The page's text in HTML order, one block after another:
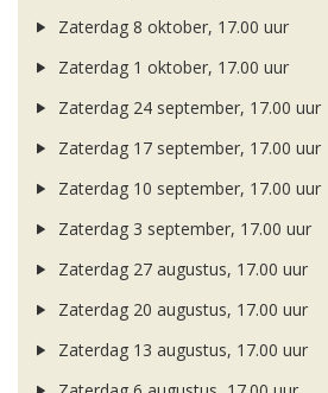
Zaterdag 8 oktober, 17.00 uur
Zaterdag 1 oktober, 17.00 uur
Zaterdag 24 september, 17.00 uur
Zaterdag 17 september, 17.00 uur
Zaterdag 10 september, 17.00 uur
Zaterdag 3 september, 17.00 uur
Zaterdag 27 augustus, 17.00 uur
Zaterdag 20 augustus, 17.00 uur
Zaterdag 13 augustus, 17.00 uur